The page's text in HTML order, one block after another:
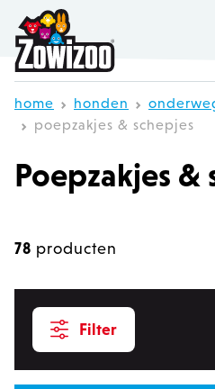
Ga direct door naar de
home honden
poepzakjes & schepjes
Poepzakjes &
78 producten
Filter